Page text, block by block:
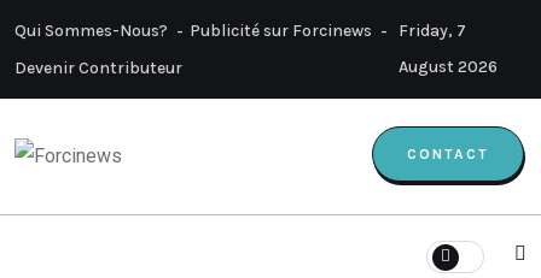
Qui Sommes-Nous?
Publicité sur Forcinews
Devenir Contributeur
Friday, 7
August 2026
CONTACT